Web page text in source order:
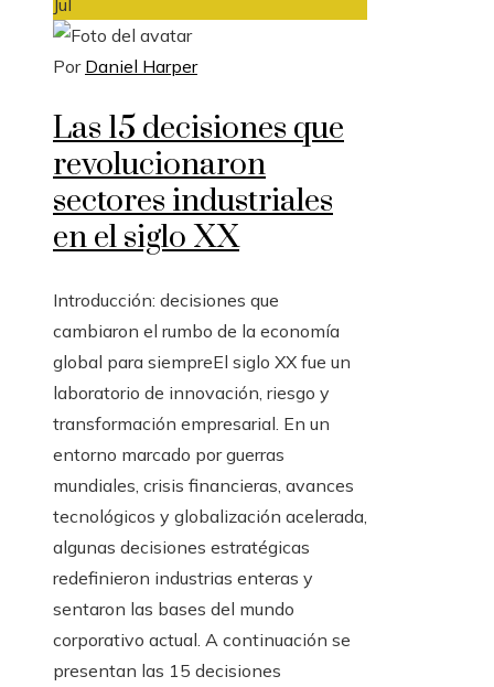
Por Daniel Harper
Las 15 decisiones que
revolucionaron
sectores industriales
en el siglo XX
Introducción: decisiones que
cambiaron el rumbo de la economía
global para siempreEl siglo XX fue un
laboratorio de innovación, riesgo y
transformación empresarial. En un
entorno marcado por guerras
mundiales, crisis financieras, avances
tecnológicos y globalización acelerada,
algunas decisiones estratégicas
redefinieron industrias enteras y
sentaron las bases del mundo
corporativo actual. A continuación se
presentan las 15 decisiones